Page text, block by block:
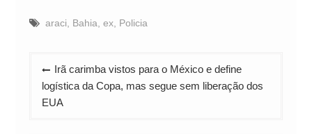
araci Bahia ex, Policia
Navegação
de
Post
Irã carimba vistos para o México e define
logística da Copa, mas segue sem liberação dos
EUA